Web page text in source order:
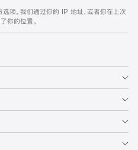
项。我们通过你的 IP 地址，或者你在上次
你的位置。